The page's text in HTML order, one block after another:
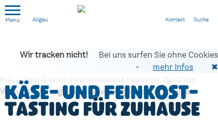
Allgäu
Wir tracken nicht!
Bei uns surfen Sie ohne Cookies
-
mehr Infos ✖
Käse- und Feinkost-
Tasting für zuhause